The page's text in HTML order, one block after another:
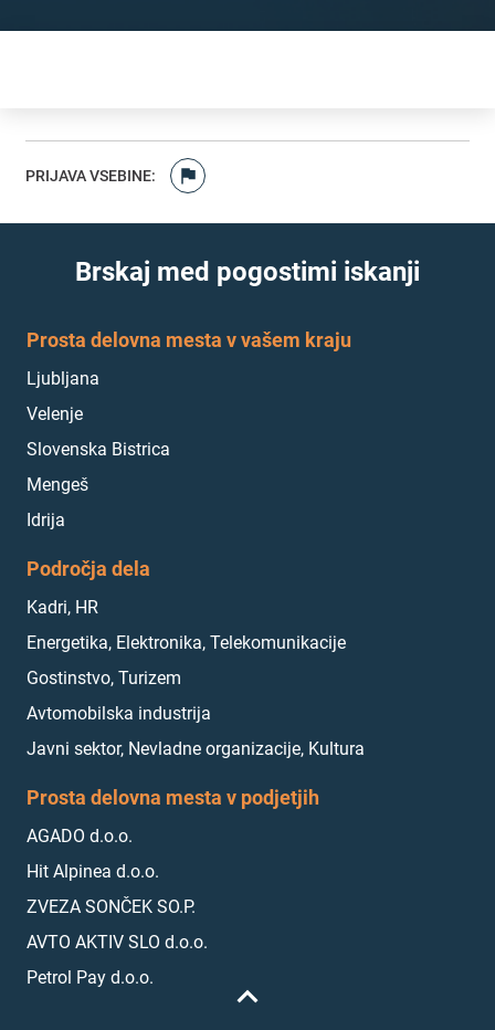
PRIJAVA VSEBINE:
Brskaj med pogostimi iskanji
Prosta delovna mesta v vašem kraju
Ljubljana
Velenje
Slovenska Bistrica
Mengeš
Idrija
Področja dela
Kadri, HR
Energetika, Elektronika, Telekomunikacije
Gostinstvo, Turizem
Avtomobilska industrija
Javni sektor, Nevladne organizacije, Kultura
Prosta delovna mesta v podjetjih
AGADO d.o.o.
Hit Alpinea d.o.o.
ZVEZA SONČEK SO.P.
AVTO AKTIV SLO d.o.o.
Petrol Pay d.o.o.